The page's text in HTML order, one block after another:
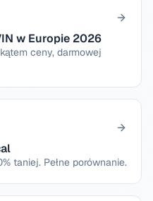
w Europie 2026
ceny, darmowej
taniej. Pełne porównanie.